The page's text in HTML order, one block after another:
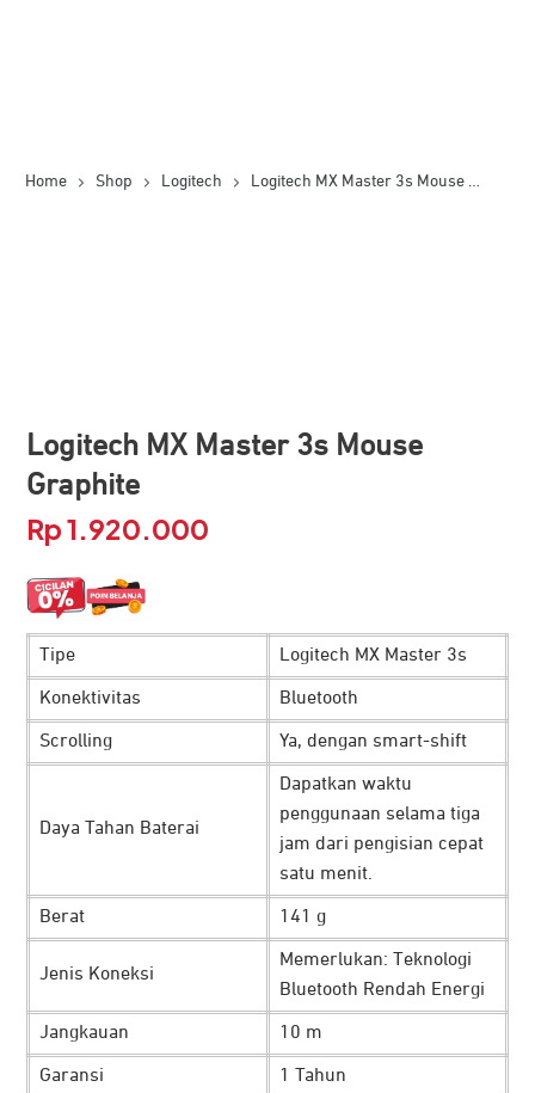
Home Shop Logitech Logitech MX Master 3s Mouse Graphite
Logitech MX Master 3s Mouse
Graphite
Rp1.920.000
Tipe Logitech MX Master 3s
Konektivitas Bluetooth
Scrolling Ya, dengan smart-shift
Daya Tahan Baterai
Dapatkan waktu
penggunaan selama tiga
jam dari pengisian cepat
satu menit.
Berat 141 g
Jenis Koneksi
Memerlukan: Teknologi
Bluetooth Rendah Energi
Jangkauan 10 m
Garansi 1 Tahun